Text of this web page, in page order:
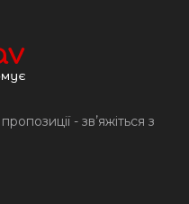
- звʼяжіться з